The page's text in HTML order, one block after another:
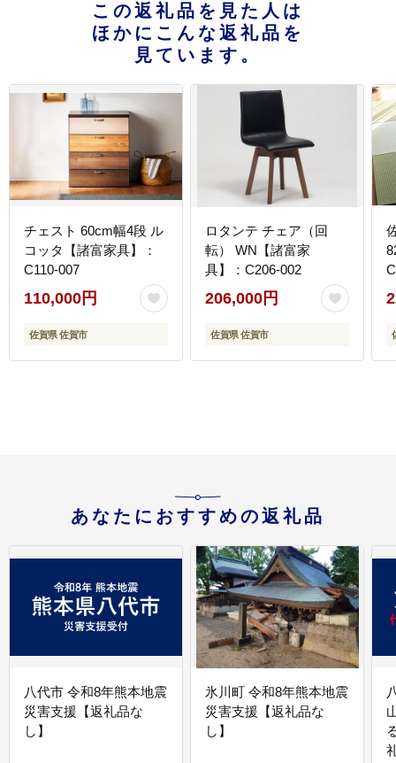
この返礼品を見た人は
ほかにこんな返礼品を
見ています。
チェスト 60cm幅4段 ル
コッタ【諸富家具】：
C110-007
110,000円
佐賀県 佐賀市
ロタンテ チェア（回
転） WN【諸富家
具】：C206-002
206,000円
佐賀県 佐賀市
あなたにおすすめの返礼品
八代市 令和8年熊本地震
災害支援【返礼品な
し】
氷川町 令和8年熊本地震
災害支援【返礼品な
し】